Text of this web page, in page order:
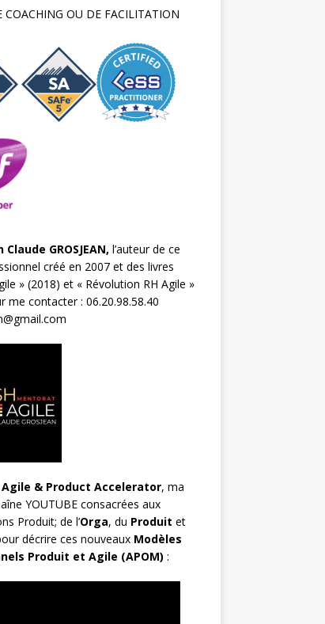
COACHING OU DE FACILITATION
Claude GROSJEAN, l’auteur de ce
créé en 2007 et des livres
» (2018) et « Révolution RH Agile »
me contacter : 06.20.98.58.40
Agile & Product Accelerator, ma
YOUTUBE consacrées aux
Produit; de l’Orga, du Produit et
décrire ces nouveaux Modèles
Produit et Agile (APOM) :